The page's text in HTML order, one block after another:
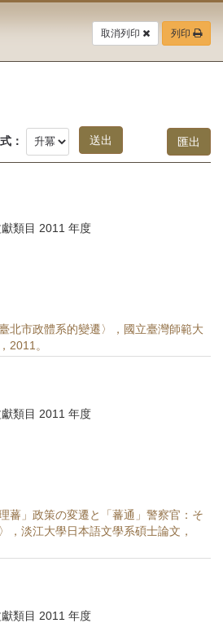
取消列印 列印
：
類目 2011 年度
北市政體系的變遷〉，國立臺灣師範大
2011。
類目 2011 年度
蕃」政策の変遷と「蕃通」警察官：そ
，淡江大學日本語文學系碩士論文，
類目 2011 年度